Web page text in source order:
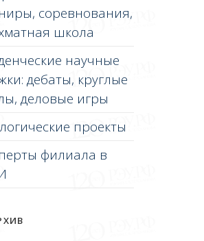
соревнования,
школа
научные
дебаты, круглые
деловые игры
проекты
филиала в